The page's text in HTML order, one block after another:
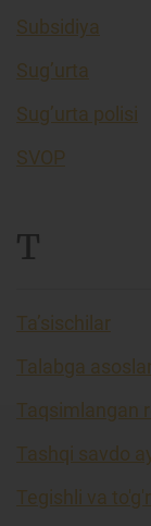
Subsidiya
Sug’urta
Sug’urta polisi
SVOP
T
Ta’sischilar
Talabga
Taqsimlangan
Tashqi savdo
Tegishli va